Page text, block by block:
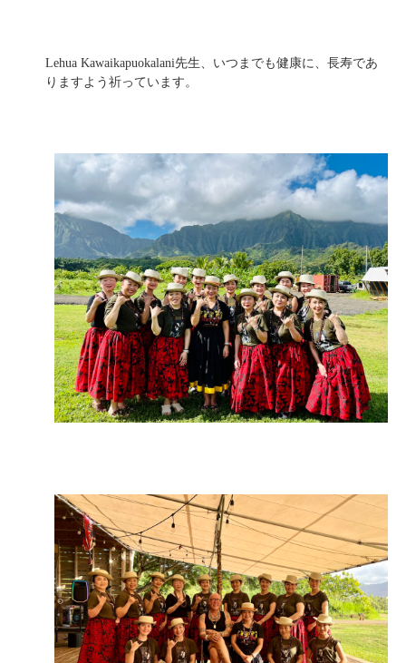
Lehua Kawaikapuokalani先生、いつまでも健康に、長寿であ
りますよう祈っています。